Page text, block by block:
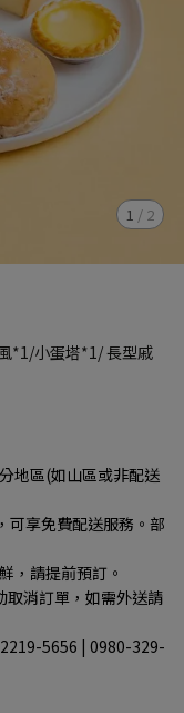
1 / 2
*1/小蛋塔*1/ 長型戚
地區(如山區或非配送
可享免費配送服務。部
，請提前預訂。
取消訂單，如需外送請
5656 | 0980-329-